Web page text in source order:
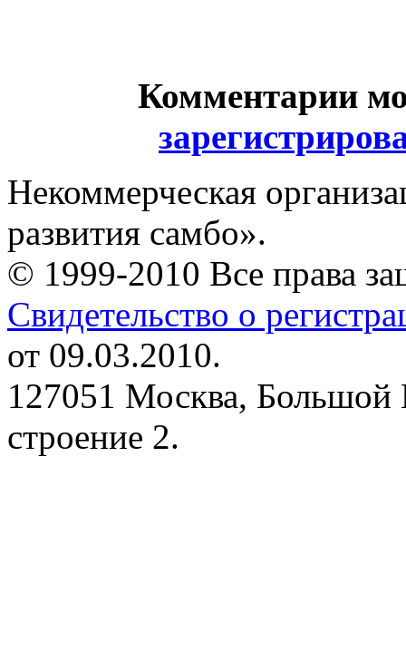
Комментарии
Некоммерческая
развития самбо».
© 1999-2010 Все права
Свидетельство о
от 09.03.2010.
127051 Москва, Большой
строение 2.